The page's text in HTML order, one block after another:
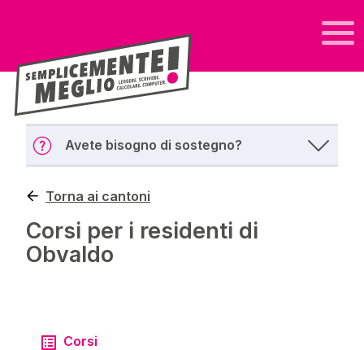
Avete bisogno di sostegno?
Torna ai cantoni
Corsi per i residenti di
Obvaldo
Corsi